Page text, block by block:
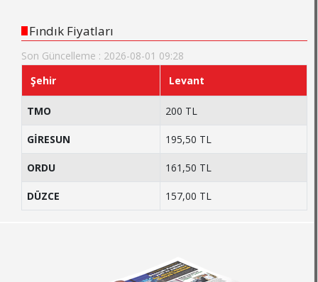
Fındık Fiyatları
Son Güncelleme : 2026-08-01 09:28
Şehir
Levant
TMO 200 TL
GİRESUN 195,50 TL
ORDU 161,50 TL
DÜZCE 157,00 TL